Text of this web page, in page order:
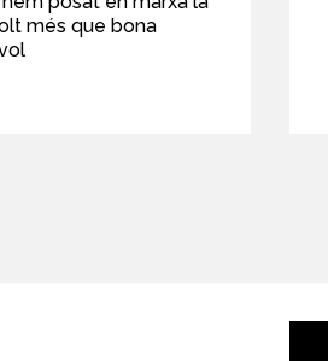
més que bona